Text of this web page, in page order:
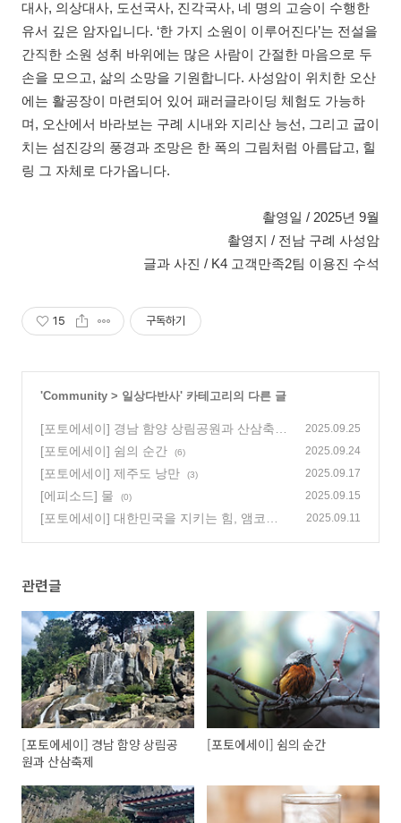
대사, 의상대사, 도선국사, 진각국사, 네 명의 고승이 수행한
유서 깊은 암자입니다. ‘한 가지 소원이 이루어진다’는 전설을
간직한 소원 성취 바위에는 많은 사람이 간절한 마음으로 두
손을 모으고, 삶의 소망을 기원합니다. 사성암이 위치한 오산
에는 활공장이 마련되어 있어 패러글라이딩 체험도 가능하
며, 오산에서 바라보는 구례 시내와 지리산 능선, 그리고 굽이
치는 섬진강의 풍경과 조망은 한 폭의 그림처럼 아름답고, 힐
링 그 자체로 다가옵니다.
촬영일 / 2025년 9월
촬영지 / 전남 구례 사성암
글과 사진 / K4 고객만족2팀 이용진 수석
15 구독하기
'Community > 일상다반사' 카테고리의 다른 글
[포토에세이] 경남 함양 상림공원과 산삼축제
(1)
2025.09.25
[포토에세이] 쉼의 순간 (6) 2025.09.24
[포토에세이] 제주도 낭만 (3) 2025.09.17
[에피소드] 물 (0) 2025.09.15
[포토에세이] 대한민국을 지키는 힘, 앰코를
2025.09.11
관련글
[포토에세이] 경남 함양 상림공
원과 산삼축제
[포토에세이] 쉼의 순간